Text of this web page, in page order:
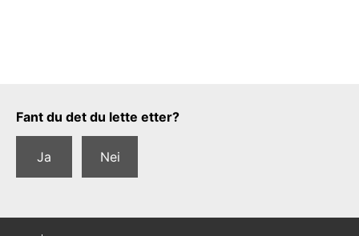
Tilbakemeldingsskjema
Fant du det du lette etter?
Ja Nei